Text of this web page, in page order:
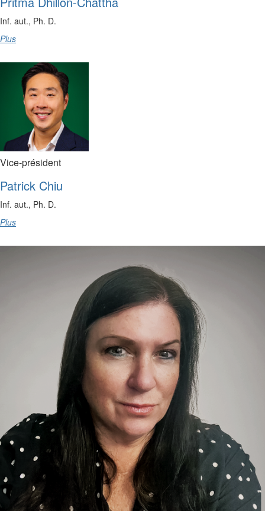
Inf. aut., Ph. D.
Plus
Vice-président
Patrick Chiu
Inf. aut., Ph. D.
Plus